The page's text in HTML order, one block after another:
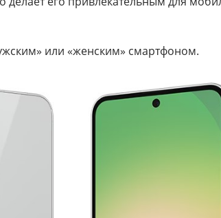
или «женским» смартфоном.